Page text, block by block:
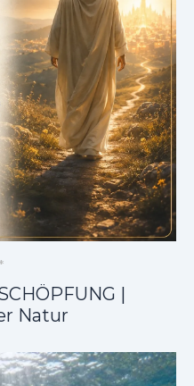
*
|
Natur